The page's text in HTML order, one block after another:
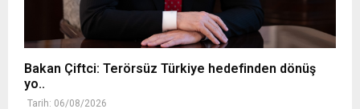
Bakan Çiftci: Terörsüz Türkiye hedefinden dönüş
yo..
Tarih: 06/08/2026